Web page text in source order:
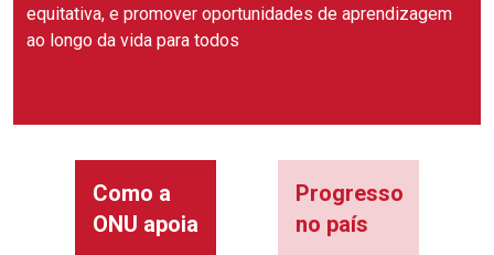
equitativa, e promover oportunidades de aprendizagem
ao longo da vida para todos
Como a
ONU apoia
Progresso
no país